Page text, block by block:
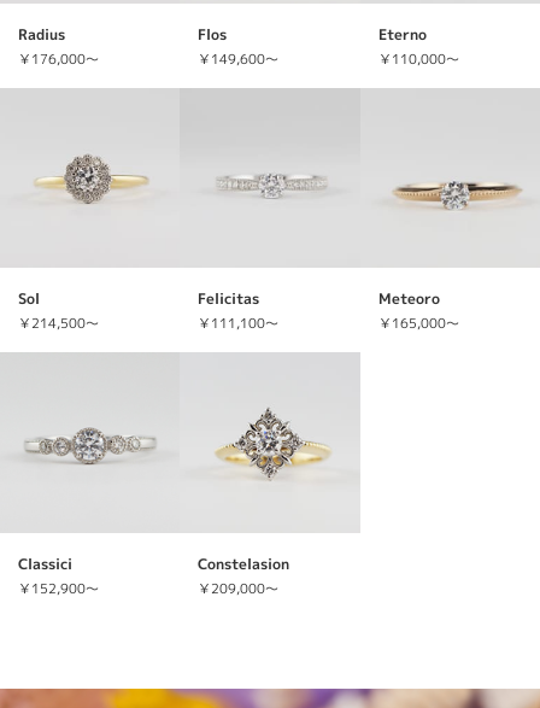
Radius
￥176,000～
Flos
￥149,600～
Eterno
￥110,000～
Sol
￥214,500～
Felicitas
￥111,100～
Meteoro
￥165,000～
Classici
￥152,900～
Constelasion
￥209,000～